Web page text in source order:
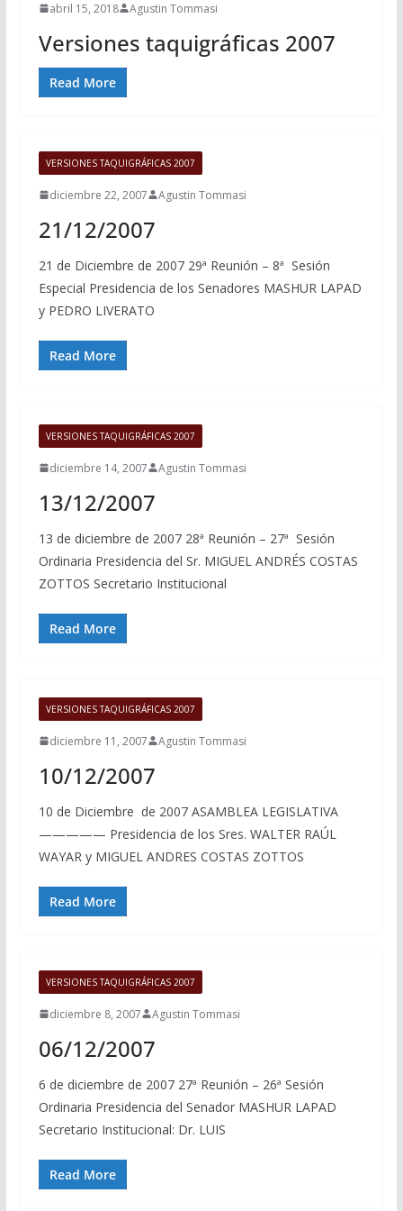
abril 15, 2018 Agustin Tommasi
Versiones taquigráficas 2007
Read More
VERSIONES TAQUIGRÁFICAS 2007
diciembre 22, 2007 Agustin Tommasi
21/12/2007
21 de Diciembre de 2007 29ª Reunión – 8ª Sesión
Especial Presidencia de los Senadores MASHUR LAPAD
y PEDRO LIVERATO
Read More
VERSIONES TAQUIGRÁFICAS 2007
diciembre 14, 2007 Agustin Tommasi
13/12/2007
13 de diciembre de 2007 28ª Reunión – 27ª Sesión
Ordinaria Presidencia del Sr. MIGUEL ANDRÉS COSTAS
ZOTTOS Secretario Institucional
Read More
VERSIONES TAQUIGRÁFICAS 2007
diciembre 11, 2007 Agustin Tommasi
10/12/2007
10 de Diciembre de 2007 ASAMBLEA LEGISLATIVA
————— Presidencia de los Sres. WALTER RAÚL
WAYAR y MIGUEL ANDRES COSTAS ZOTTOS
Read More
VERSIONES TAQUIGRÁFICAS 2007
diciembre 8, 2007 Agustin Tommasi
06/12/2007
6 de diciembre de 2007 27ª Reunión – 26ª Sesión
Ordinaria Presidencia del Senador MASHUR LAPAD
Secretario Institucional: Dr. LUIS
Read More